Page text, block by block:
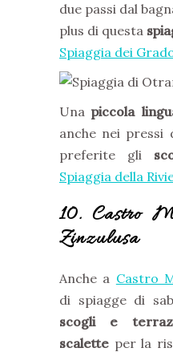
due passi dal
plus di questa
Spiaggia dei
Unapiccola
anche nei pressi
preferite gli
Spiaggia della
10. Castro
Zinzulusa
Anche a Castro
di spiagge di
scogli e
scalette per la